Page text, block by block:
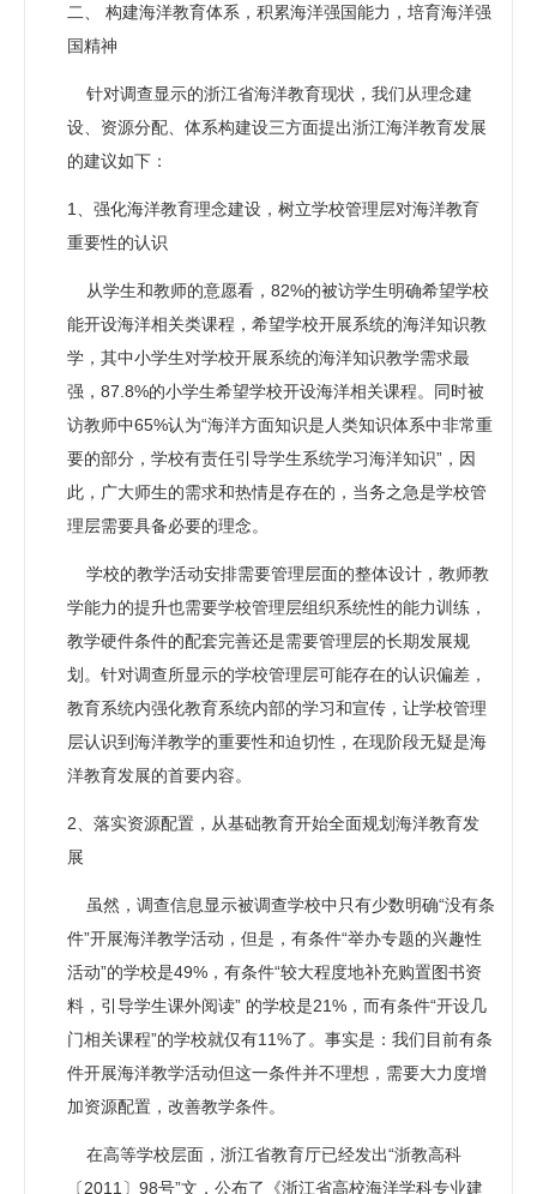
二、 构建海洋教育体系，积累海洋强国能力，培育海洋强
国精神
针对调查显示的浙江省海洋教育现状，我们从理念建
设、资源分配、体系构建设三方面提出浙江海洋教育发展
的建议如下：
1、强化海洋教育理念建设，树立学校管理层对海洋教育
重要性的认识
从学生和教师的意愿看，82%的被访学生明确希望学校
能开设海洋相关类课程，希望学校开展系统的海洋知识教
学，其中小学生对学校开展系统的海洋知识教学需求最
强，87.8%的小学生希望学校开设海洋相关课程。同时被
访教师中65%认为“海洋方面知识是人类知识体系中非常重
要的部分，学校有责任引导学生系统学习海洋知识”，因
此，广大师生的需求和热情是存在的，当务之急是学校管
理层需要具备必要的理念。
学校的教学活动安排需要管理层面的整体设计，教师教
学能力的提升也需要学校管理层组织系统性的能力训练，
教学硬件条件的配套完善还是需要管理层的长期发展规
划。针对调查所显示的学校管理层可能存在的认识偏差，
教育系统内强化教育系统内部的学习和宣传，让学校管理
层认识到海洋教学的重要性和迫切性，在现阶段无疑是海
洋教育发展的首要内容。
2、落实资源配置，从基础教育开始全面规划海洋教育发
展
虽然，调查信息显示被调查学校中只有少数明确“没有条
件”开展海洋教学活动，但是，有条件“举办专题的兴趣性
活动”的学校是49%，有条件“较大程度地补充购置图书资
料，引导学生课外阅读” 的学校是21%，而有条件“开设几
门相关课程”的学校就仅有11%了。事实是：我们目前有条
件开展海洋教学活动但这一条件并不理想，需要大力度增
加资源配置，改善教学条件。
在高等学校层面，浙江省教育厅已经发出“浙教高科
〔2011〕98号”文，公布了《浙江省高校海洋学科专业建